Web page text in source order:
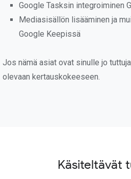
Google Tasksin integroiminen
Mediasisällön lisääminen ja
Google Keepissä
Jos nämä asiat ovat sinulle jo
olevaan kertauskokeeseen.
Käsiteltävät